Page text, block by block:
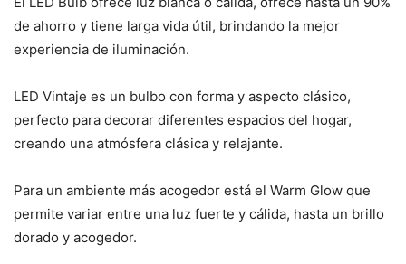
de ahorro y tiene larga vida útil, brindando la mejor
experiencia de iluminación.
LED Vintaje es un bulbo con forma y aspecto clásico,
perfecto para decorar diferentes espacios del hogar,
creando una atmósfera clásica y relajante.
Para un ambiente más acogedor está el Warm Glow que
permite variar entre una luz fuerte y cálida, hasta un brillo
dorado y acogedor.